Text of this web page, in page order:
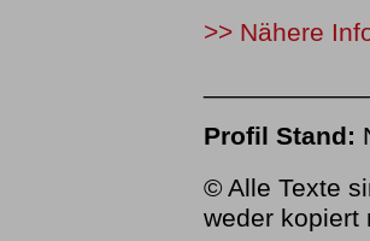
>> Nähere
Profil Stand:
© Alle Texte
weder kopiert